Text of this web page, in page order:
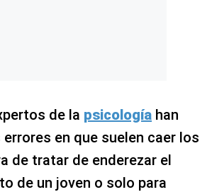
de la psicología han
en que suelen caer los
de tratar de enderezar el
de un joven o solo para